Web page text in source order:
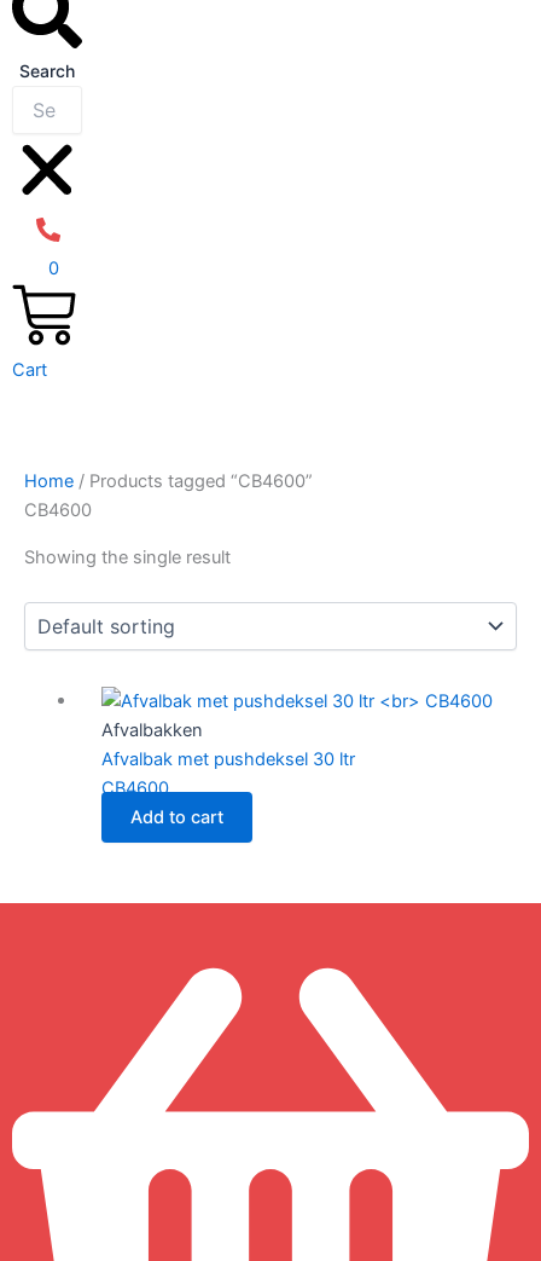
Search
0
Cart
Home / Products tagged “CB4600”
CB4600
Showing the single result
Afvalbakken
Afvalbak met pushdeksel 30 ltr
CB4600
Add to cart